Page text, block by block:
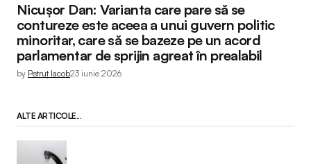
Nicușor Dan: Varianta care pare să se
contureze este aceea a unui guvern politic
minoritar, care să se bazeze pe un acord
parlamentar de sprijin agreat în prealabil
by Petruț Iacob23 iunie 2026
ALTE ARTICOLE...